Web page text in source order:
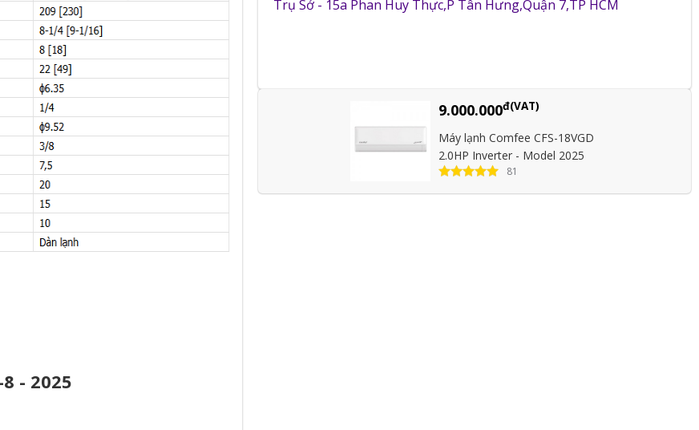
- 2025
Trụ Sở - 15a Phan Huy Thực,P Tân Hưng,Quận 7,TP HCM
9.000.000đ(VAT)
Máy lạnh Comfee CFS-18VGD
2.0HP Inverter - Model 2025
81